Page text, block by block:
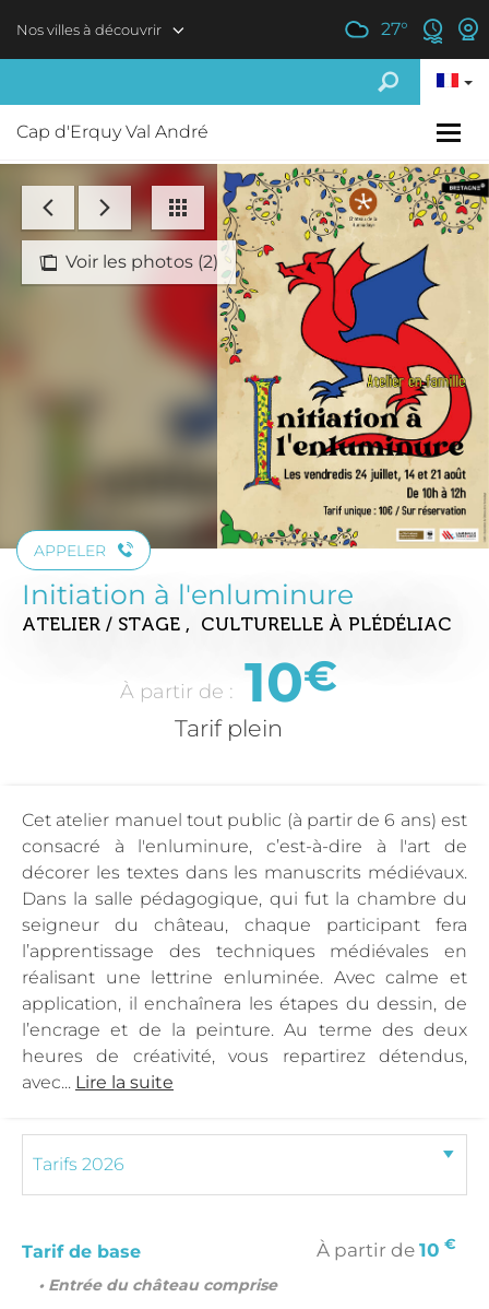
Nos villes à découvrir 27°
Cap d'Erquy Val André
Voir les photos (2)
APPELER
Initiation à l'enluminure
ATELIER / STAGE , CULTURELLE À PLÉDÉLIAC
À partir de : 10€
Tarif plein
Cet atelier manuel tout public (à partir de 6 ans) est
consacré à l'enluminure, c’est-à-dire à l'art de
décorer les textes dans les manuscrits médiévaux.
Dans la salle pédagogique, qui fut la chambre du
seigneur du château, chaque participant fera
l’apprentissage des techniques médiévales en
réalisant une lettrine enluminée. Avec calme et
application, il enchaînera les étapes du dessin, de
l’encrage et de la peinture. Au terme des deux
heures de créativité, vous repartirez détendus,
avec... Lire la suite
Tarif de base À partir de 10 €
• Entrée du château comprise